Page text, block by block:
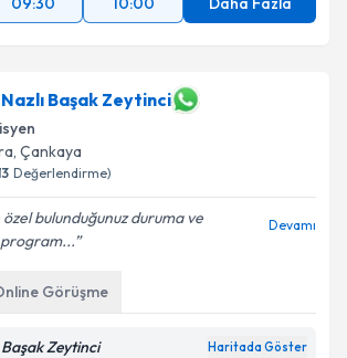
Başak Zeytinci
, Çankaya
Değerlendirme)
bulunduğunuz duruma ve
Devamı
Görüşme
Zeytinci Haritada Göster